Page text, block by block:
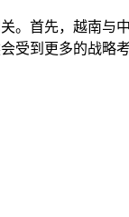
。首先，越南与
受到更多的战略考